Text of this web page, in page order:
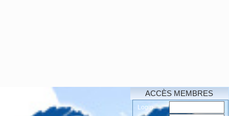
ACCÈS MEMBRES
Login